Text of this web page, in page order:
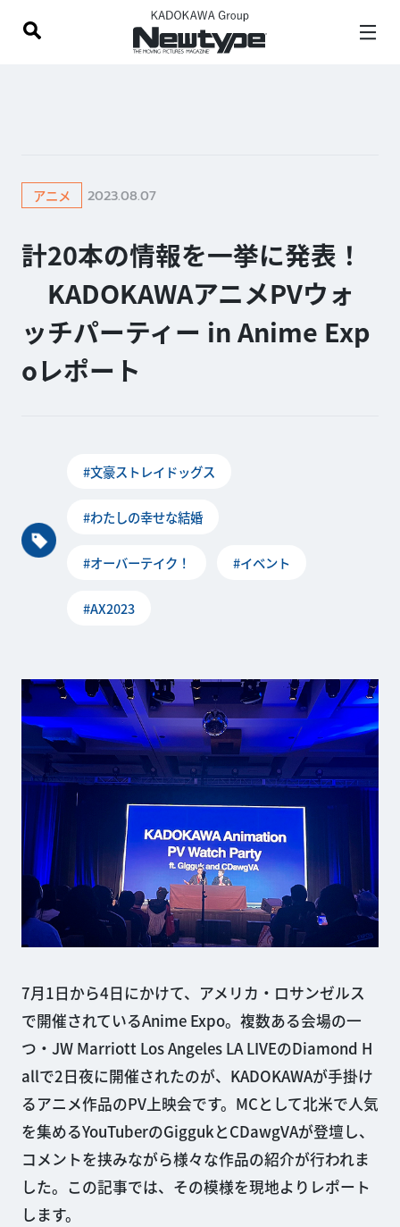
アニメ 2023.08.07
計20本の情報を一挙に発表！
KADOKAWAアニメPVウォ
ッチパーティー in Anime Exp
oレポート
#文豪ストレイドッグス
#わたしの幸せな結婚
#オーバーテイク！ #イベント
#AX2023
7月1日から4日にかけて、アメリカ・ロサンゼルス
で開催されているAnime Expo。複数ある会場の一
つ・JW Marriott Los Angeles LA LIVEのDiamond H
allで2日夜に開催されたのが、KADOKAWAが手掛け
るアニメ作品のPV上映会です。MCとして北米で人気
を集めるYouTuberのGiggukとCDawgVAが登壇し、
コメントを挟みながら様々な作品の紹介が行われま
した。この記事では、その模様を現地よりレポート
します。